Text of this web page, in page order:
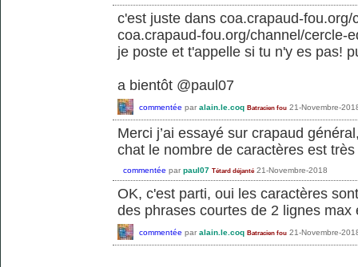
c'est juste dans coa.crapaud-
coa.crapaud-fou.org/channel/cercle-
je poste et t'appelle si tu n'y es pas!
a bientôt @paul07
commentée par alain.le.coq Batracien fou 21-Novembre-
Merci j’ai essayé sur crapaud
chat le nombre de caractères est
commentée par paul07 Tétard déjanté 21-Novembre-2018
OK, c'est parti, oui les caractères
des phrases courtes de 2 lignes max
commentée par alain.le.coq Batracien fou 21-Novembre-